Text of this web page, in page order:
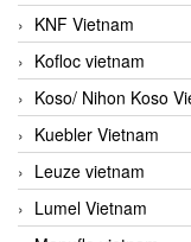
KNF Vietnam
Kofloc vietnam
Koso/ Nihon Koso
Kuebler Vietnam
Leuze vietnam
Lumel Vietnam